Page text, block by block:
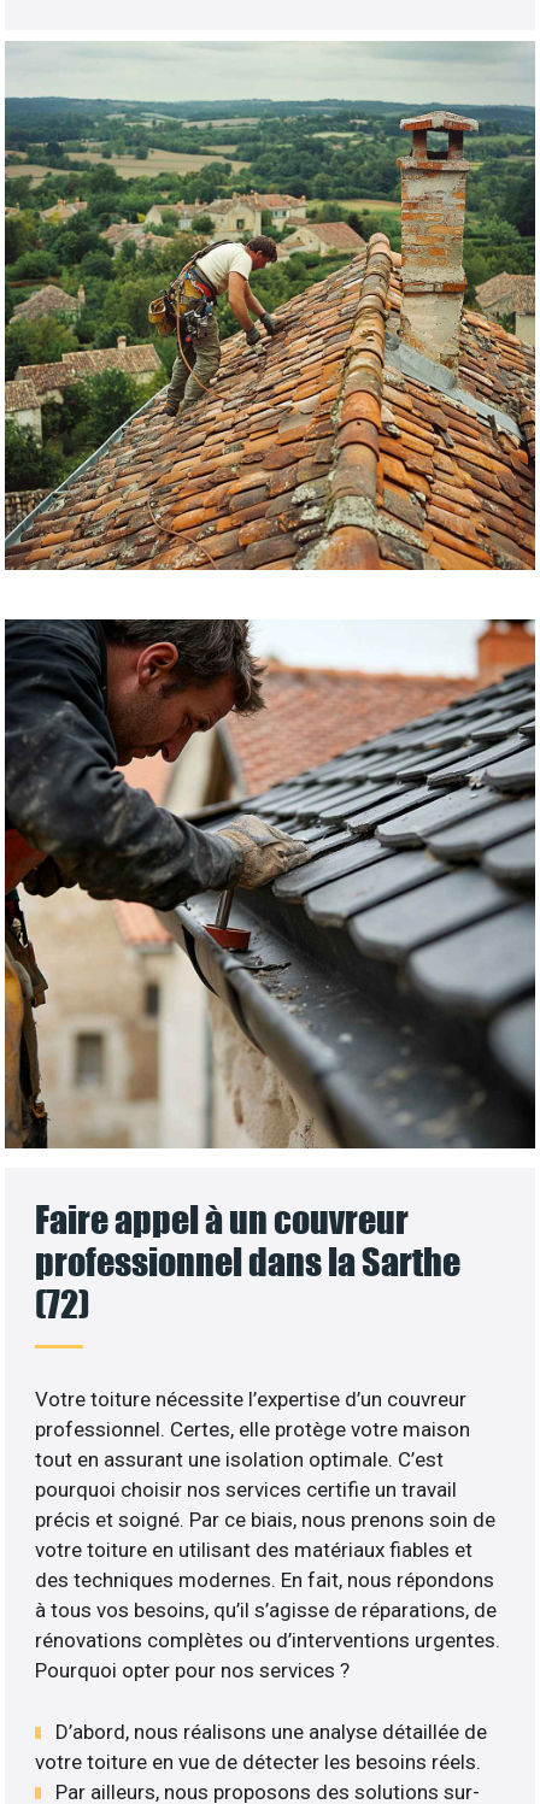
Faire appel à un couvreur
professionnel dans la Sarthe
(72)
Votre toiture nécessite l’expertise d’un couvreur
professionnel. Certes, elle protège votre maison
tout en assurant une isolation optimale. C’est
pourquoi choisir nos services certifie un travail
précis et soigné. Par ce biais, nous prenons soin de
votre toiture en utilisant des matériaux fiables et
des techniques modernes. En fait, nous répondons
à tous vos besoins, qu’il s’agisse de réparations, de
rénovations complètes ou d’interventions urgentes.
Pourquoi opter pour nos services ?
D’abord, nous réalisons une analyse détaillée de
votre toiture en vue de détecter les besoins réels.
Par ailleurs, nous proposons des solutions sur-